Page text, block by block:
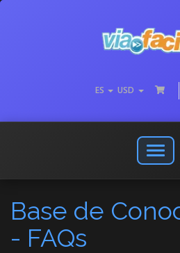
ES USD
Abrir
o
de
Base de
- FAQs